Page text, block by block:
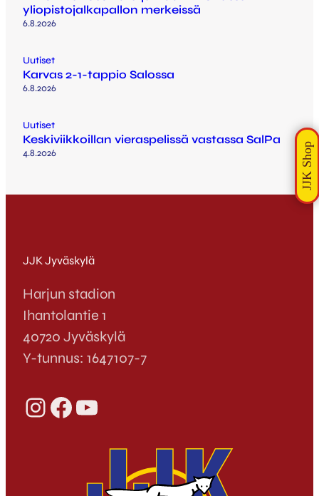
yliopistojalkapallon merkeissä
6.8.2026
Uutiset
Karvas 2-1-tappio Salossa
6.8.2026
Uutiset
Keskiviikkoillan vieraspelissä vastassa SalPa
4.8.2026
JJK Jyväskylä
Harjun stadion
Ihantolantie 1
40720 Jyväskylä
Y-tunnus: 1647107-7
InstagramFacebook YouTube